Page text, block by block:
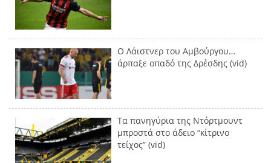
Ο Λάιστνερ του Αμβούργου…
άρπαξε οπαδό της Δρέσδης (vid)
Τα πανηγύρια της Ντόρτμουντ
μπροστά στο άδειο “κίτρινο
τείχος” (vid)